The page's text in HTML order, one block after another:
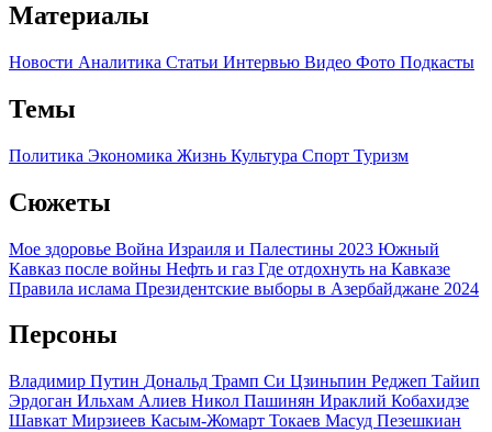
Материалы
Новости Аналитика Статьи Интервью Видео Фото Подкасты
Темы
Политика Экономика Жизнь Культура Спорт Туризм
Сюжеты
Мое здоровье Война Израиля и Палестины 2023 Южный
Кавказ после войны Нефть и газ Где отдохнуть на Кавказе
Правила ислама Президентские выборы в Азербайджане 2024
Персоны
Владимир Путин Дональд Трамп Си Цзиньпин Реджеп Тайип
Эрдоган Ильхам Алиев Никол Пашинян Ираклий Кобахидзе
Шавкат Мирзиеев Касым-Жомарт Токаев Масуд Пезешкиан